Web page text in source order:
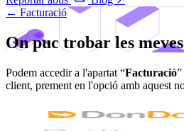
← Facturació
On puc trobar les
Podem accedir a l'apartat “Facturació
client, prement en l'opció amb aquest